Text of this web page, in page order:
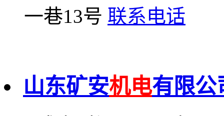
一巷13号 联系电话
山东矿安机电有限公